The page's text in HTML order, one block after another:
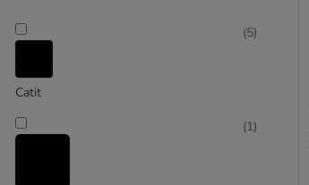
Catit
(5)
(1)